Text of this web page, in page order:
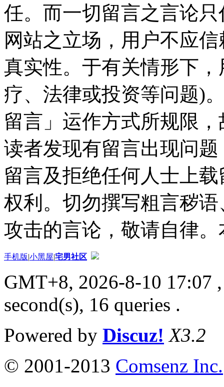
任。而一切留言之言论
网站之立场，用户不应
真实性。于有关情形下
疗、法律或投资等问题)
留言」运作方式所规限
读者发现有留言出现问
留言及拒绝任何人士上
权利。切勿撰写粗言秽
攻击的言论，敬请自律
手机版|小黑屋|宅男社区
GMT+8, 2026-8-10 17:07
second(s), 16 queries .
Powered by Discuz! X3.2
© 2001-2013 Comsenz Inc.